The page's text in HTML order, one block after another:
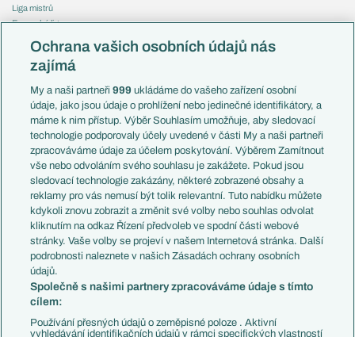
Liga mistrů
Evropská liga
Mistrovství světa
Liga národů
Témata
Představení týmů MS
EuroSkauting
PL v kostce
Evropské koeficienty
Přestupy
Přestupové spekulace
Zranění
Kluby
Arsenal FC
Chelsea FC
Manchester United
AC Milán
Juventus FC
Bayern Mnichov
Česko
Francie
Itálie
Německo
Španělsko
Argentina
Brazílie
Přestupy
Zápasy
Livescore
Tipovací soutěž
Ochrana vašich osobních údajů nás
zajímá
My a naši partneři999 ukládáme do vašeho zařízení osobní
údaje, jako jsou údaje o prohlížení nebo jedinečné identifikátory, a
máme k nim přístup. Výběr Souhlasím umožňuje, aby sledovací
technologie podporovaly účely uvedené v části My a naši partneři
zpracováváme údaje za účelem poskytování. Výběrem Zamítnout
vše nebo odvoláním svého souhlasu je zakážete. Pokud jsou
sledovací technologie zakázány, některé zobrazené obsahy a
reklamy pro vás nemusí být tolik relevantní. Tuto nabídku můžete
kdykoli znovu zobrazit a změnit své volby nebo souhlas odvolat
kliknutím na odkaz Řízení předvoleb ve spodní části webové
stránky. Vaše volby se projeví v našem Internetová stránka. Další
podrobnosti naleznete v našich Zásadách ochrany osobních
údajů.
Společně s našimi partnery zpracováváme údaje s tímto
cílem:
Používání přesných údajů o zeměpisné poloze . Aktivní
vyhledávání identifikačních údajů v rámci specifických vlastností